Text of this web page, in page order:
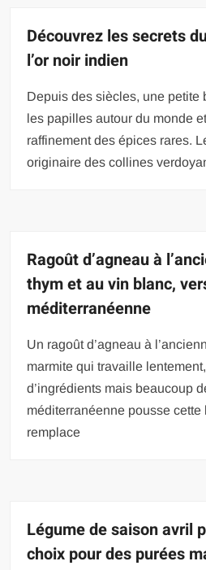
Découvrez les secrets
l’or noir indien
Depuis des siècles, une petite
les papilles autour du monde
raffinement des épices rares.
originaire des collines
Ragoût d’agneau à
thym et au vin blanc,
méditerranéenne
Un ragoût d’agneau à
marmite qui travaille
d’ingrédients mais beaucoup
méditerranéenne pousse
remplace
Légume de saison avril
choix pour des purées